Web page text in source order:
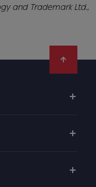
and Trademark Ltd.,